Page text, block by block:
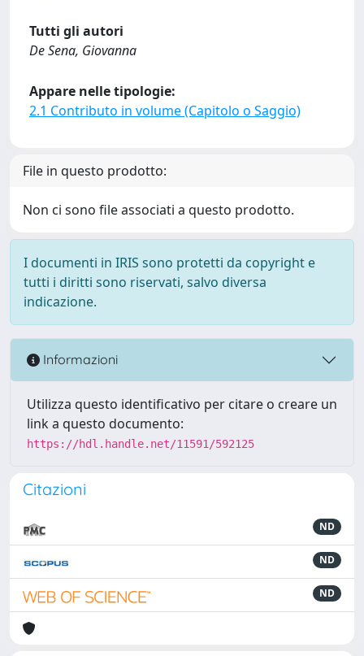
Tutti gli autori
De Sena, Giovanna
Appare nelle tipologie:
2.1 Contributo in volume (Capitolo o Saggio)
File in questo prodotto:
Non ci sono file associati a questo prodotto.
I documenti in IRIS sono protetti da copyright e
tutti i diritti sono riservati, salvo diversa
indicazione.
Informazioni
Utilizza questo identificativo per citare o creare un
link a questo documento:
https://hdl.handle.net/11591/592125
Citazioni
ND
ND
ND